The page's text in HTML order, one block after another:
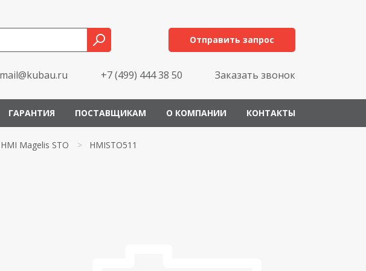
Отправить запрос
mail@kubau.ru +7 (499) 444 38 50 Заказать звонок
ГАРАНТИЯ ПОСТАВЩИКАМ О КОМПАНИИ КОНТАКТЫ
HMI Magelis STO > HMISTO511